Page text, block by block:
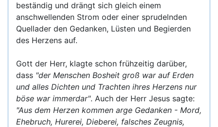
beständig und drängt sich gleich einem
anschwellenden Strom oder einer sprudelnden
Quellader den Gedanken, Lüsten und Begierden
des Herzens auf.
Gott der Herr, klagte schon frühzeitig darüber,
dass "der Menschen Bosheit groß war auf Erden
und alles Dichten und Trachten ihres Herzens nur
böse war immerdar". Auch der Herr Jesus sagte:
"Aus dem Herzen kommen arge Gedanken - Mord,
Ehebruch, Hurerei, Dieberei, falsches Zeugnis,